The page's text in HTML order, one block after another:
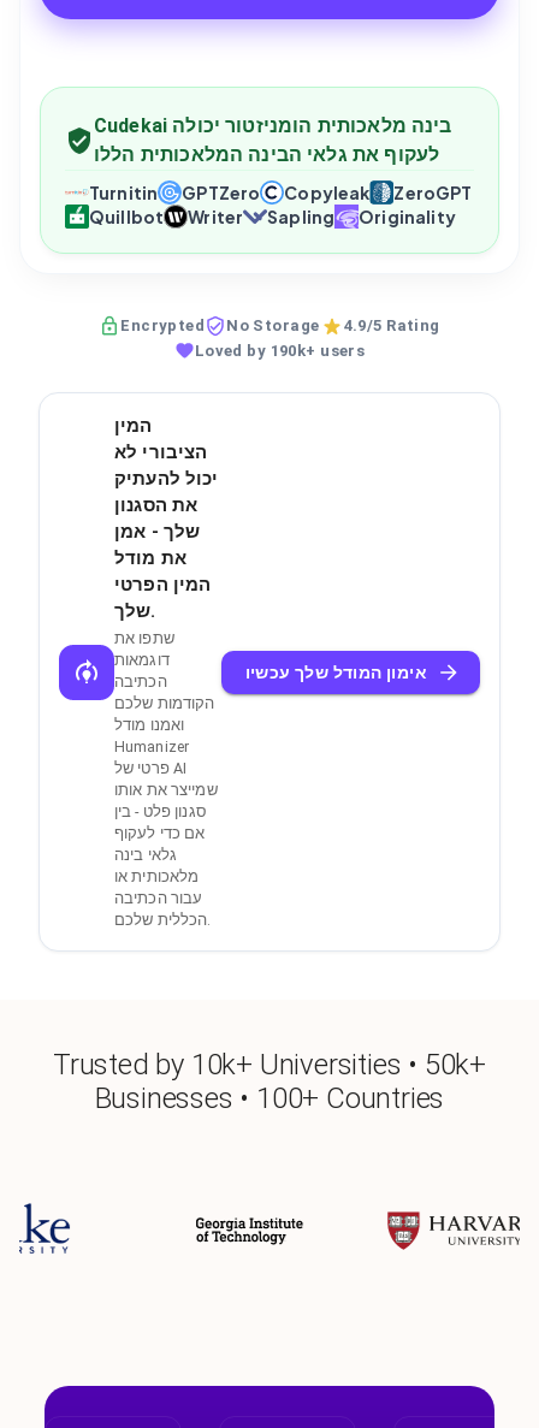
Cudekai בינה מלאכותית הומניזטור יכולה
לעקוף את גלאי הבינה המלאכותית הללו
Turnitin GPTZero Copyleak
ZeroGPT
Quillbot
Writer Sapling Originality
Encrypted No Storage
4.9/5 Rating
Loved by 190k+ users
המין
הציבורי לא
יכול להעתיק
את הסגנון
שלך - אמן
את מודל
המין הפרטי
שלך.
שתפו את
דוגמאות
הכתיבה
הקודמות שלכם
ואמנו מודל
Humanizer
פרטי של AI
שמייצר את אותו
סגנון פלט - בין
אם כדי לעקוף
גלאי בינה
מלאכותית או
עבור הכתיבה
הכללית שלכם.
אימון המודל שלך עכשיו
Trusted by 10k+ Universities • 50k+
Businesses • 100+ Countries